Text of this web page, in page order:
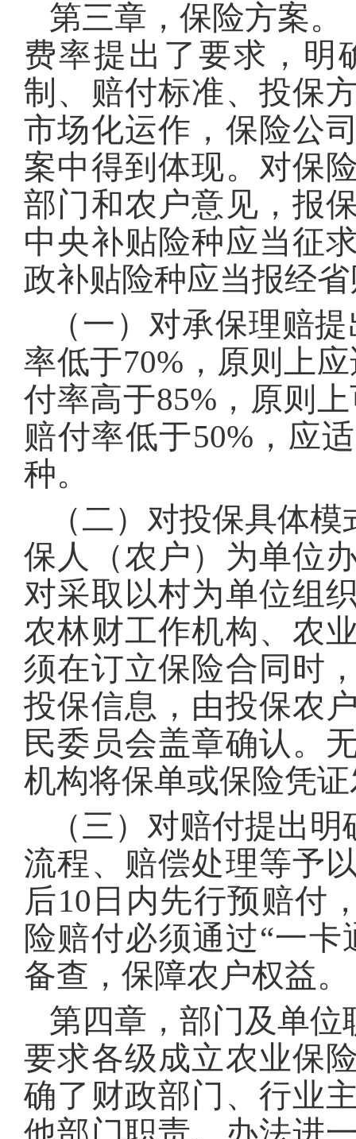
第三章，保险方案
费率提出了要求，明
制、赔付标准、投保
市场化运作，保险公
案中得到体现。对保
部门和农户意见，报
中央补贴险种应当征
政补贴险种应当报经
（一）对承保理赔
率低于70%，原则上
付率高于85%，原则
赔付率低于50%，应
种。
（二）对投保具体
保人（农户）为单位
对采取以村为单位组
农林财工作机构、农
须在订立保险合同时
投保信息，由投保农
民委员会盖章确认。
机构将保单或保险凭
（三）对赔付提出
流程、赔偿处理等予
后10日内先行预赔付
险赔付必须通过“一
备查，保障农户权益。
第四章，部门及单
要求各级成立农业保
确了财政部门、行业